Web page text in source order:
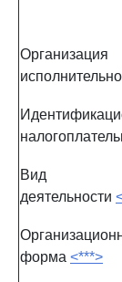
Вид
деятельности
форма <***>